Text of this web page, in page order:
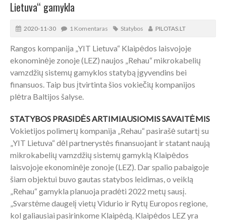
Lietuva“ gamykla
2020-11-30 1 Komentaras Statybos PILOTAS.LT
Rangos kompanija „YIT Lietuva“ Klaipėdos laisvojoje
ekonominėje zonoje (LEZ) naujos „Rehau“ mikrokabelių
vamzdžių sistemų gamyklos statybą įgyvendins bei
finansuos. Taip bus įtvirtinta šios vokiečių kompanijos
plėtra Baltijos šalyse.
STATYBOS PRASIDĖS ARTIMIAUSIOMIS SAVAITĖMIS
Vokietijos polimerų kompanija „Rehau“ pasirašė sutartį su
„YIT Lietuva“ dėl partnerystės finansuojant ir statant naują
mikrokabelių vamzdžių sistemų gamyklą Klaipėdos
laisvojoje ekonominėje zonoje (LEZ). Dar spalio pabaigoje
šiam objektui buvo gautas statybos leidimas, o veiklą
„Rehau“ gamykla planuoja pradėti 2022 metų sausį.
„Svarstėme daugelį vietų Vidurio ir Rytų Europos regione,
kol galiausiai pasirinkome Klaipėdą. Klaipėdos LEZ yra